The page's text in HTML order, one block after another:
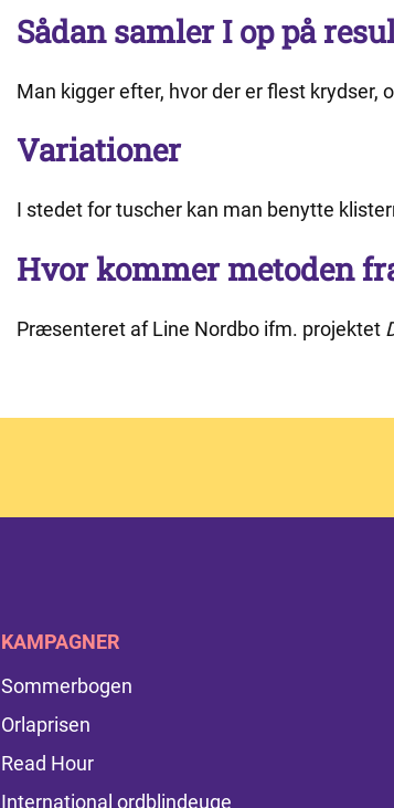
Sådan samler I op på
Man kigger efter, hvor der er flest krydser,
Variationer
I stedet for tuscher kan man benytte
Hvor kommer metoden
Præsenteret af Line Nordbo ifm. projektet
KAMPAGNER
Sommerbogen
Orlaprisen
Read Hour
International ordblindeuge